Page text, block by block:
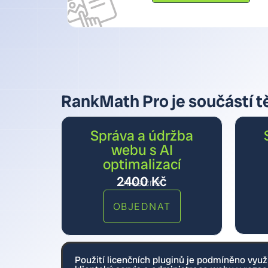
RankMath Pro je součástí
Správa a údržba
webu s AI
optimalizací
2400Kč
měsíčně
OBJEDNAT
Použití licenčních pluginů je podmíněno